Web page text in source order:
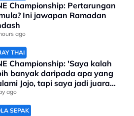
Championship: Pertarungan
Ini jawapan Ramadan
ago
THAI
Championship: 'Saya kalah
banyak daripada apa yang
Jojo, tapi saya jadi juara
ago
SEPAK